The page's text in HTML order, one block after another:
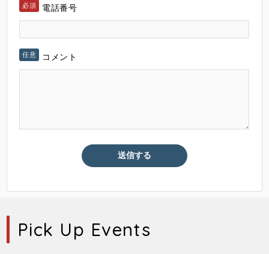
電話番号
コメント
Pick Up Events